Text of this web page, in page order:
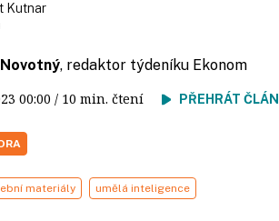
Kutnar
, redaktor týdeníku Ekonom
00:00 / 10 min. čtení PŘEHRÁT
materiály umělá inteligence